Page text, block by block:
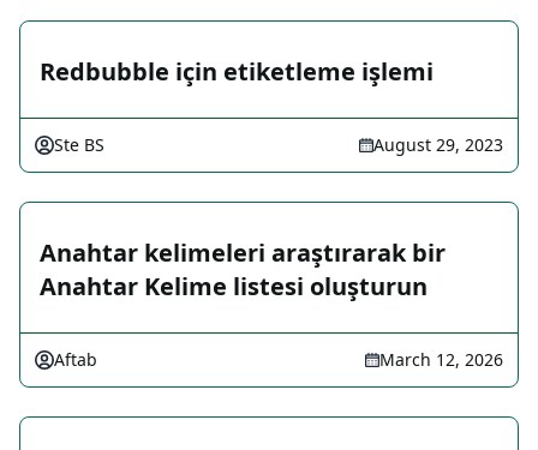
Redbubble için etiketleme işlemi
Ste BS August 29, 2023
Anahtar kelimeleri araştırarak bir
Anahtar Kelime listesi oluşturun
Aftab March 12, 2026